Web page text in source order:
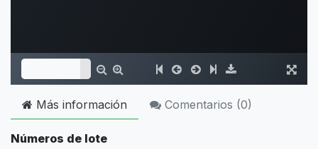
Más información Comentarios (0)
Números de lote